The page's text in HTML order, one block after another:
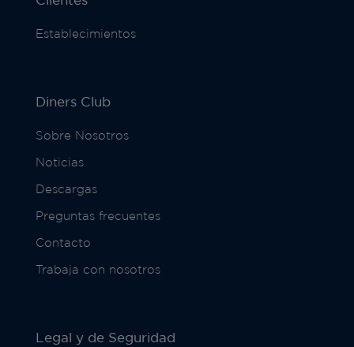
Establecimientos
Diners Club
Sobre Nosotros
Noticias
Descargas
Preguntas frecuentes
Contacto
Trabaja con nosotros
Legal y de Seguridad